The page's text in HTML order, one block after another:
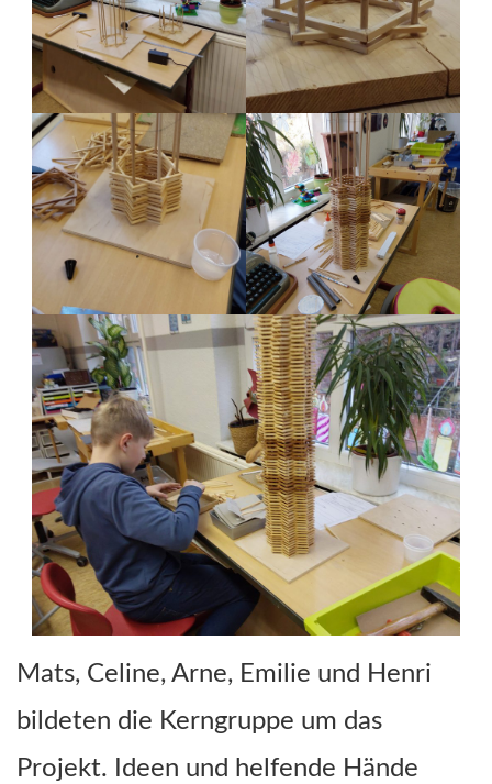
Mats, Celine, Arne, Emilie und Henri
bildeten die Kerngruppe um das
Projekt. Ideen und helfende Hände